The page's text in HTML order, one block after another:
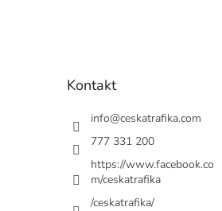
Kontakt
info@ceskatrafika.com
777 331 200
https://www.facebook.co
m/ceskatrafika
/ceskatrafika/